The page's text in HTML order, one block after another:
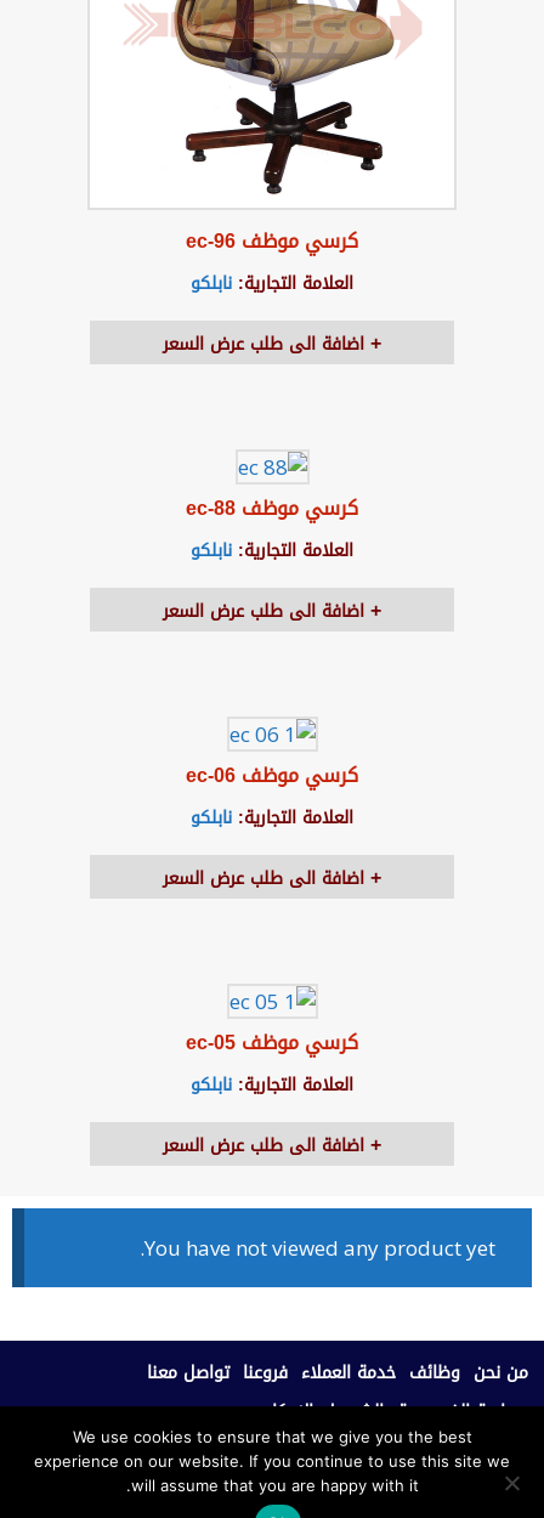
كرسي موظف ec-96
العلامة التجارية: نابلكو
اضافة الى طلب عرض السعر
كرسي موظف ec-88
العلامة التجارية: نابلكو
اضافة الى طلب عرض السعر
كرسي موظف ec-06
العلامة التجارية: نابلكو
اضافة الى طلب عرض السعر
كرسي موظف ec-05
العلامة التجارية: نابلكو
اضافة الى طلب عرض السعر
You have not viewed any product yet.
من نحن وظائف خدمة العملاء فروعنا تواصل معنا
سياسة الخصوصية الشروط والاحكام
جميع الحقوق محفوظة © 2020، نابلكو للأثاث المكتبي.
We use cookies to ensure that we give you the best
experience on our website. If you continue to use this site we
will assume that you are happy with it.